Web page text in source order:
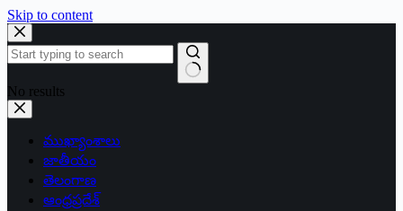
Skip to content
No results
ముఖ్యాంశాలు
జాతీయం
తెలంగాణ
ఆంధ్రప్రదేశ్